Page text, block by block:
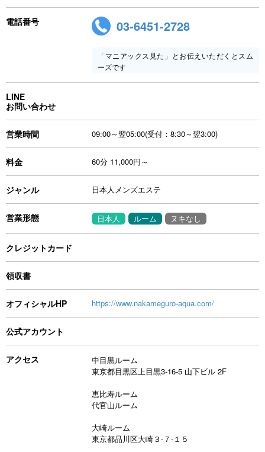
電話番号 03-6451-2728
「マニアックス見た」とお伝えいただくとスム
ーズです
LINE
お問い合わせ
営業時間 09:00～翌05:00(受付：8:30～翌3:00)
料金 60分 11,000円～
ジャンル 日本人メンズエステ
営業形態 日本人 ルーム ヌキなし
クレジットカード
領収書
オフィシャルHP https://www.nakameguro-aqua.com/
公式アカウント
アクセス
中目黒ルーム
東京都目黒区上目黒3-16-5 山下ビル 2F
恵比寿ルーム
代官山ルーム
大崎ルーム
東京都品川区大崎３-７-１５